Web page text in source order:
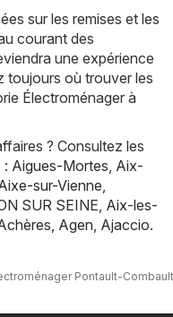
sur les remises et les
courant des
une expérience
toujours où trouver les
Électroménager à
? Consultez les
: Aigues-Mortes Aix-
sur-Vienne
SUR SEINE Aix-les-
Agen Ajaccio.
Pontault-Combault